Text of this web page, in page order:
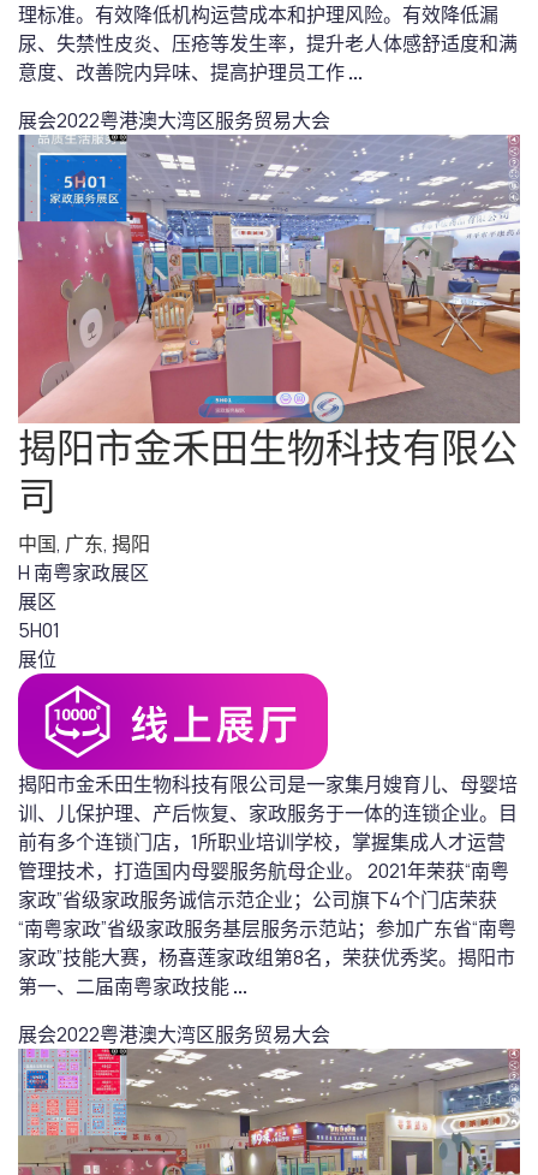
理标准。有效降低机构运营成本和护理风险。有效降低漏
尿、失禁性皮炎、压疮等发生率，提升老人体感舒适度和满
意度、改善院内异味、提高护理员工作...
展会2022粤港澳大湾区服务贸易大会
揭阳市金禾田生物科技有限公
司
中国, 广东, 揭阳
H 南粤家政展区
展区
5H01
展位
揭阳市金禾田生物科技有限公司是一家集月嫂育儿、母婴培
训、儿保护理、产后恢复、家政服务于一体的连锁企业。目
前有多个连锁门店，1所职业培训学校，掌握集成人才运营
管理技术，打造国内母婴服务航母企业。 2021年荣获“南粤
家政”省级家政服务诚信示范企业；公司旗下4个门店荣获
“南粤家政”省级家政服务基层服务示范站；参加广东省“南粤
家政”技能大赛，杨喜莲家政组第8名，荣获优秀奖。揭阳市
第一、二届南粤家政技能...
展会2022粤港澳大湾区服务贸易大会